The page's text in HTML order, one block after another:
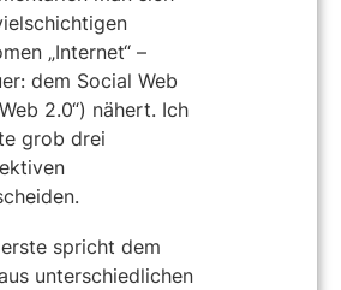
„Internet“ –
dem Social Web
2.0“) nähert. Ich
grob drei
erste spricht dem
unterschiedlichen